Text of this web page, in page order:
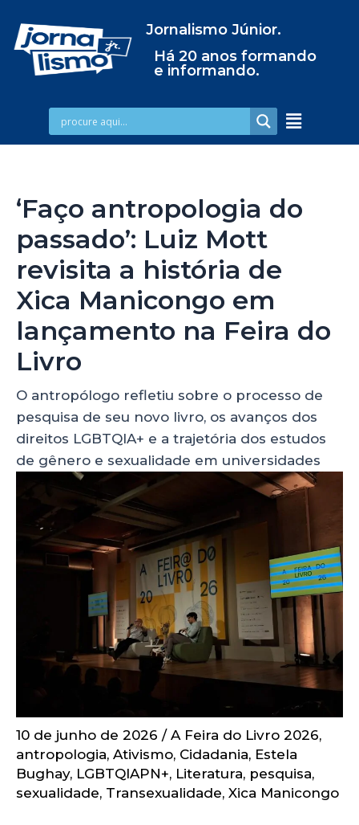
Jornalismo Júnior.
Há 20 anos formando
e informando.
‘Faço antropologia do
passado’: Luiz Mott
revisita a história de
Xica Manicongo em
lançamento na Feira do
Livro
O antropólogo refletiu sobre o processo de
pesquisa de seu novo livro, os avanços dos
direitos LGBTQIA+ e a trajetória dos estudos
de gênero e sexualidade em universidades
10 de junho de 2026 / A Feira do Livro 2026,
antropologia, Ativismo, Cidadania, Estela
Bughay, LGBTQIAPN+, Literatura, pesquisa,
sexualidade, Transexualidade, Xica Manicongo